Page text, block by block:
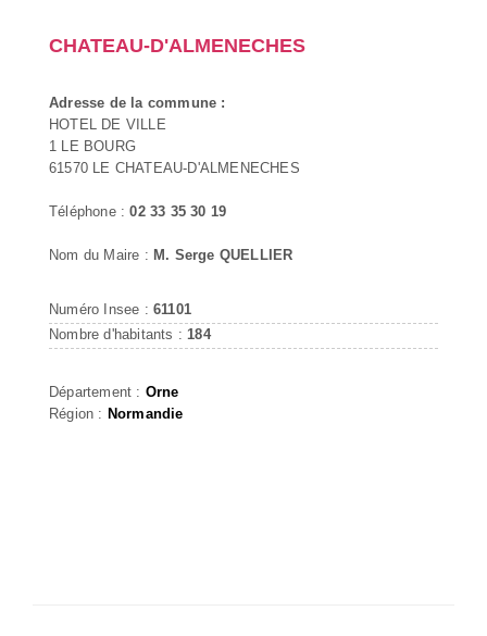
CHATEAU-D'ALMENECHES
Adresse de la commune :
HOTEL DE VILLE
1 LE BOURG
61570 LE CHATEAU-D'ALMENECHES
Téléphone :02 33 35 30 19
Nom du Maire : M. Serge QUELLIER
Numéro Insee : 61101
Nombre d'habitants : 184
Département : Orne
Région : Normandie